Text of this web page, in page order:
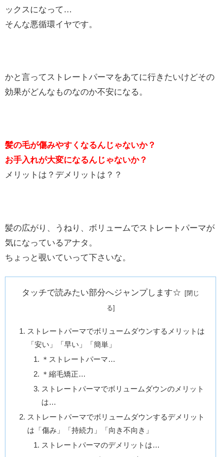
ックスになって…
そんな悪循環イヤです。
かと言ってストレートパーマをあてに行きたいけどその
効果がどんなものなのか不安になる。
髪の毛が傷みやすくなるんじゃないか？
お手入れが大変になるんじゃないか？
メリットは？デメリットは？？
髪の広がり、うねり、ボリュームでストレートパーマが
気になっているアナタ。
ちょっと覗いていって下さいな。
タッチで読みたい部分へジャンプします☆
ストレートパーマでボリュームダウンするメリットは
「安い」「早い」「簡単」
＊ストレートパーマ…
＊縮毛矯正…
ストレートパーマでボリュームダウンのメリット
は…
ストレートパーマでボリュームダウンするデメリット
は「傷み」「持続力」「向き不向き」
ストレートパーマのデメリットは…